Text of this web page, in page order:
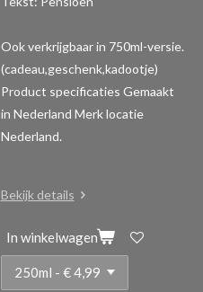
Ook verkrijgbaar in 750ml-versie.
(cadeau,geschenk,kadootje)
Product specificaties Gemaakt
in Nederland Merk locatie
Nederland.
Bekijk details
In winkelwagen